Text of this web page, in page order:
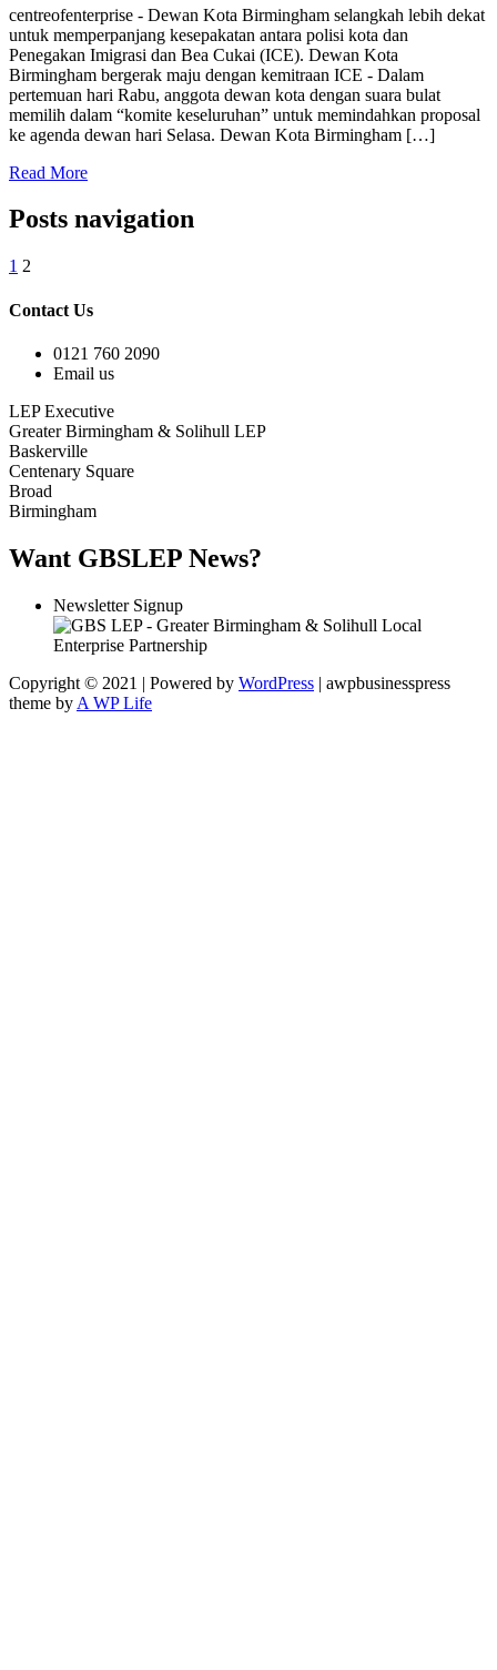
centreofenterprise - Dewan Kota Birmingham selangkah lebih dekat
untuk memperpanjang kesepakatan antara polisi kota dan
Penegakan Imigrasi dan Bea Cukai (ICE). Dewan Kota
Birmingham bergerak maju dengan kemitraan ICE - Dalam
pertemuan hari Rabu, anggota dewan kota dengan suara bulat
memilih dalam “komite keseluruhan” untuk memindahkan proposal
ke agenda dewan hari Selasa. Dewan Kota Birmingham […]
Read More
Posts navigation
1 2
Contact Us
0121 760 2090
Email us
LEP Executive
Greater Birmingham & Solihull LEP
Baskerville
Centenary Square
Broad
Birmingham
Want GBSLEP News?
Newsletter Signup
Copyright © 2021 | Powered by WordPress | awpbusinesspress
theme by A WP Life